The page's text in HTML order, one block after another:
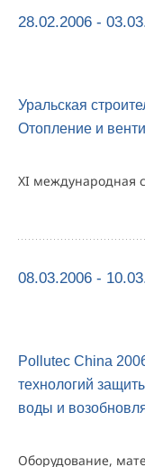
28.02.2006 -
Уральская
Отопление и
XI международная
08.03.2006 -
Pollutec China
технологий
воды и
Оборудование,